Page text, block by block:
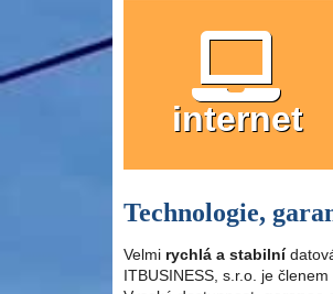
internet
Technologie,
Velmi rychlá a stabilní
ITBUSINESS, s.r.o. je členem